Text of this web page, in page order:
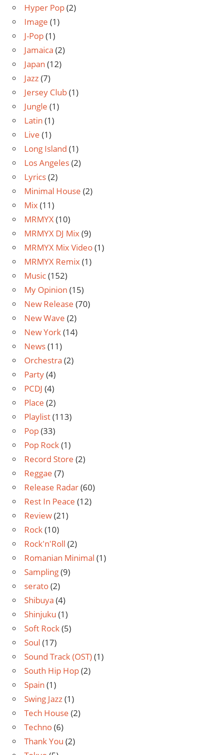
Hyper Pop(2)
Image (1)
J-Pop(1)
Jamaica (2)
Japan (12)
Jazz(7)
Jersey Club(1)
Jungle (1)
Latin (1)
Live (1)
Long Island (1)
Los Angeles(2)
Lyrics(2)
Minimal House (2)
Mix(11)
MRMYX(10)
MRMYX DJ Mix(9)
MRMYX Mix Video(1)
MRMYX Remix(1)
Music(152)
My Opinion (15)
New Release (70)
New Wave (2)
New York(14)
News(11)
Orchestra (2)
Party(4)
PCDJ (4)
Place (2)
Playlist(113)
Pop(33)
Pop Rock(1)
Record Store (2)
Reggae (7)
Release Radar(60)
Rest In Peace (12)
Review(21)
Rock(10)
Rock'n'Roll (2)
Romanian Minimal (1)
Sampling(9)
serato(2)
Shibuya (4)
Shinjuku (1)
Soft Rock(5)
Soul (17)
Sound Track (OST)(1)
South Hip Hop(2)
Spain (1)
Swing Jazz(1)
Tech House (2)
Techno(6)
Thank You (2)